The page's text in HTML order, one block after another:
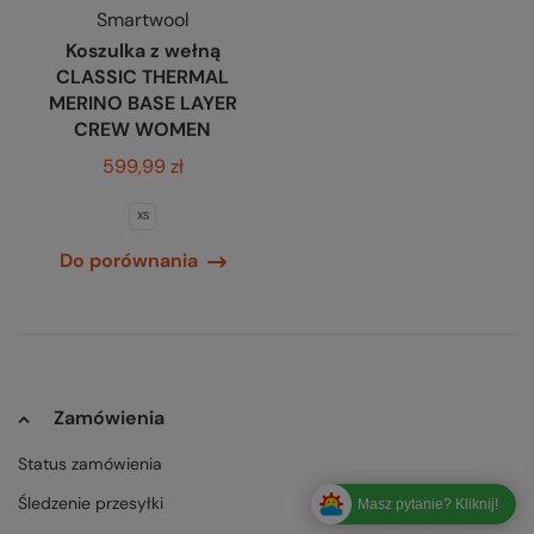
Smartwool
Koszulka z wełną
CLASSIC THERMAL
MERINO BASE LAYER
CREW WOMEN
599,99 zł
XS
Do porównania
Zamówienia
Status zamówienia
Śledzenie przesyłki
Masz pytanie? Kliknij!